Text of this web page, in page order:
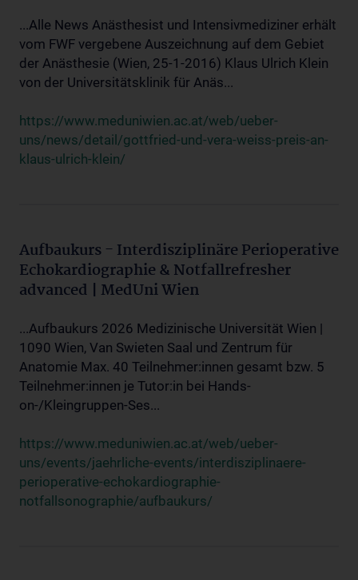
...Alle News Anästhesist und Intensivmediziner erhält
vom FWF vergebene Auszeichnung auf dem Gebiet
der Anästhesie (Wien, 25-1-2016) Klaus Ulrich Klein
von der Universitätsklinik für Anäs...
https://www.meduniwien.ac.at/web/ueber-
uns/news/detail/gottfried-und-vera-weiss-preis-an-
klaus-ulrich-klein/
Aufbaukurs - Interdisziplinäre Perioperative
Echokardiographie & Notfallrefresher
advanced | MedUni Wien
...Aufbaukurs 2026 Medizinische Universität Wien |
1090 Wien, Van Swieten Saal und Zentrum für
Anatomie Max. 40 Teilnehmer:innen gesamt bzw. 5
Teilnehmer:innen je Tutor:in bei Hands-
on-/Kleingruppen-Ses...
https://www.meduniwien.ac.at/web/ueber-
uns/events/jaehrliche-events/interdisziplinaere-
perioperative-echokardiographie-
notfallsonographie/aufbaukurs/